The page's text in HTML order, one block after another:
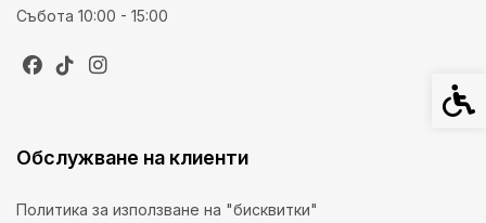
Събота 10:00 - 15:00
Обслужване на клиенти
Политика за използване на "бисквитки"